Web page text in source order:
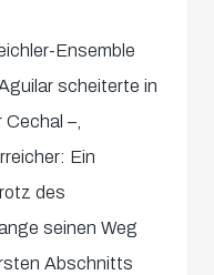
Ensemble
scheiterte in
–,
Ein
des
seinen Weg
Abschnitts